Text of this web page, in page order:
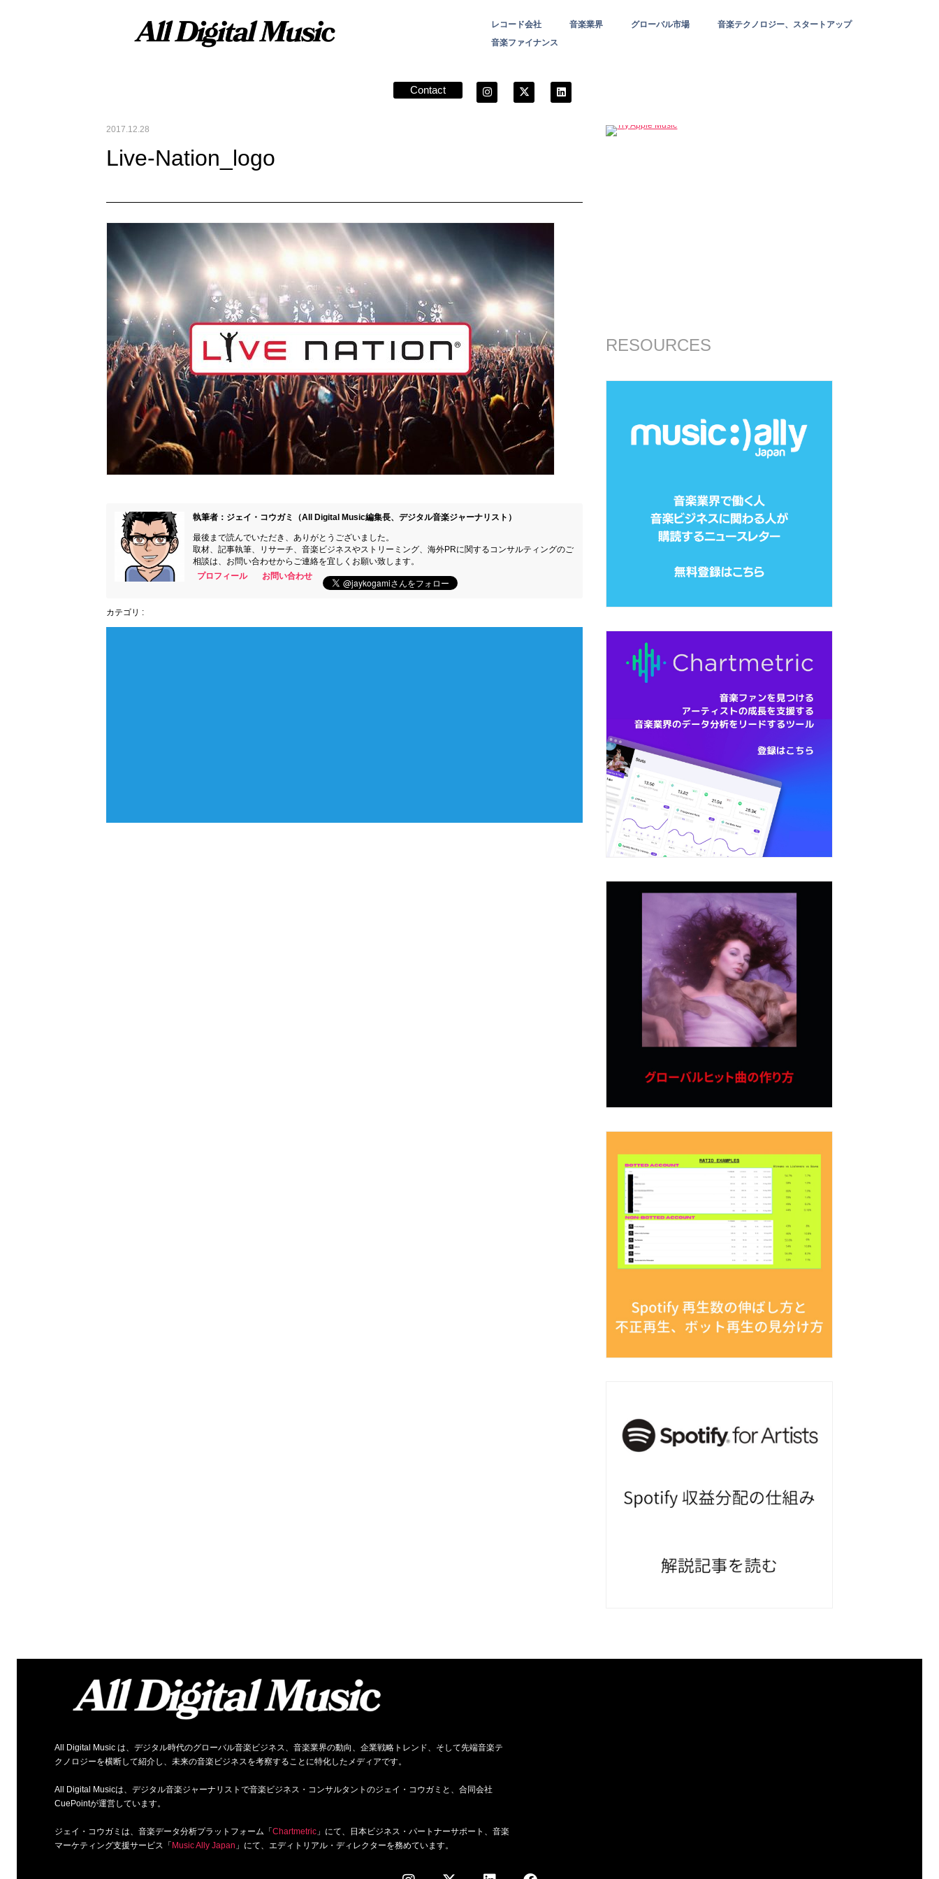
レコード会社 音楽業界 グローバル市場
音楽テクノロジー、スタートアップ
音楽ファイナンス
Contact
2017.12.28
Live-Nation_logo
執筆者：ジェイ・コウガミ（All Digital Music編集長、デジタル音楽ジャーナリスト）
最後まで読んでいただき、ありがとうございました。
取材、記事執筆、リサーチ、音楽ビジネスやストリーミング、海外PRに関するコンサルティングのご
相談は、お問い合わせからご連絡を宜しくお願い致します。
プロフィール
お問い合わせ
カテゴリ :
RESOURCES
All Digital Music は、デジタル時代のグローバル音楽ビジネス、音楽業界の動向、企業戦略トレンド、そして先端音楽テ
クノロジーを横断して紹介し、未来の音楽ビジネスを考察することに特化したメディアです。
All Digital Musicは、デジタル音楽ジャーナリストで音楽ビジネス・コンサルタントのジェイ・コウガミと、合同会社
CuePointが運営しています。
ジェイ・コウガミは、音楽データ分析プラットフォーム「Chartmetric」にて、日本ビジネス・パートナーサポート、音楽
マーケティング支援サービス「Music Ally Japan 」にて、エディトリアル・ディレクターを務めています。